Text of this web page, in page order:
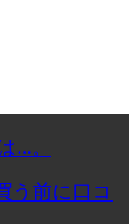
…。
う前に口コ